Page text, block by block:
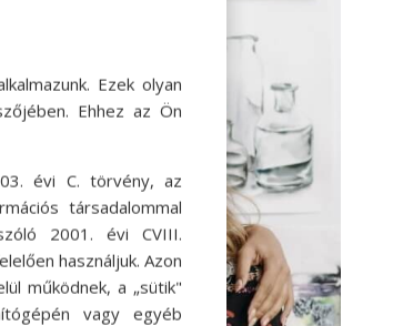
Ezek olyan
Ehhez az Ön
évi C. törvény, az
társadalommal
2001. évi CVIII.
használjuk. Azon
működnek, a „sütik"
vagy egyéb